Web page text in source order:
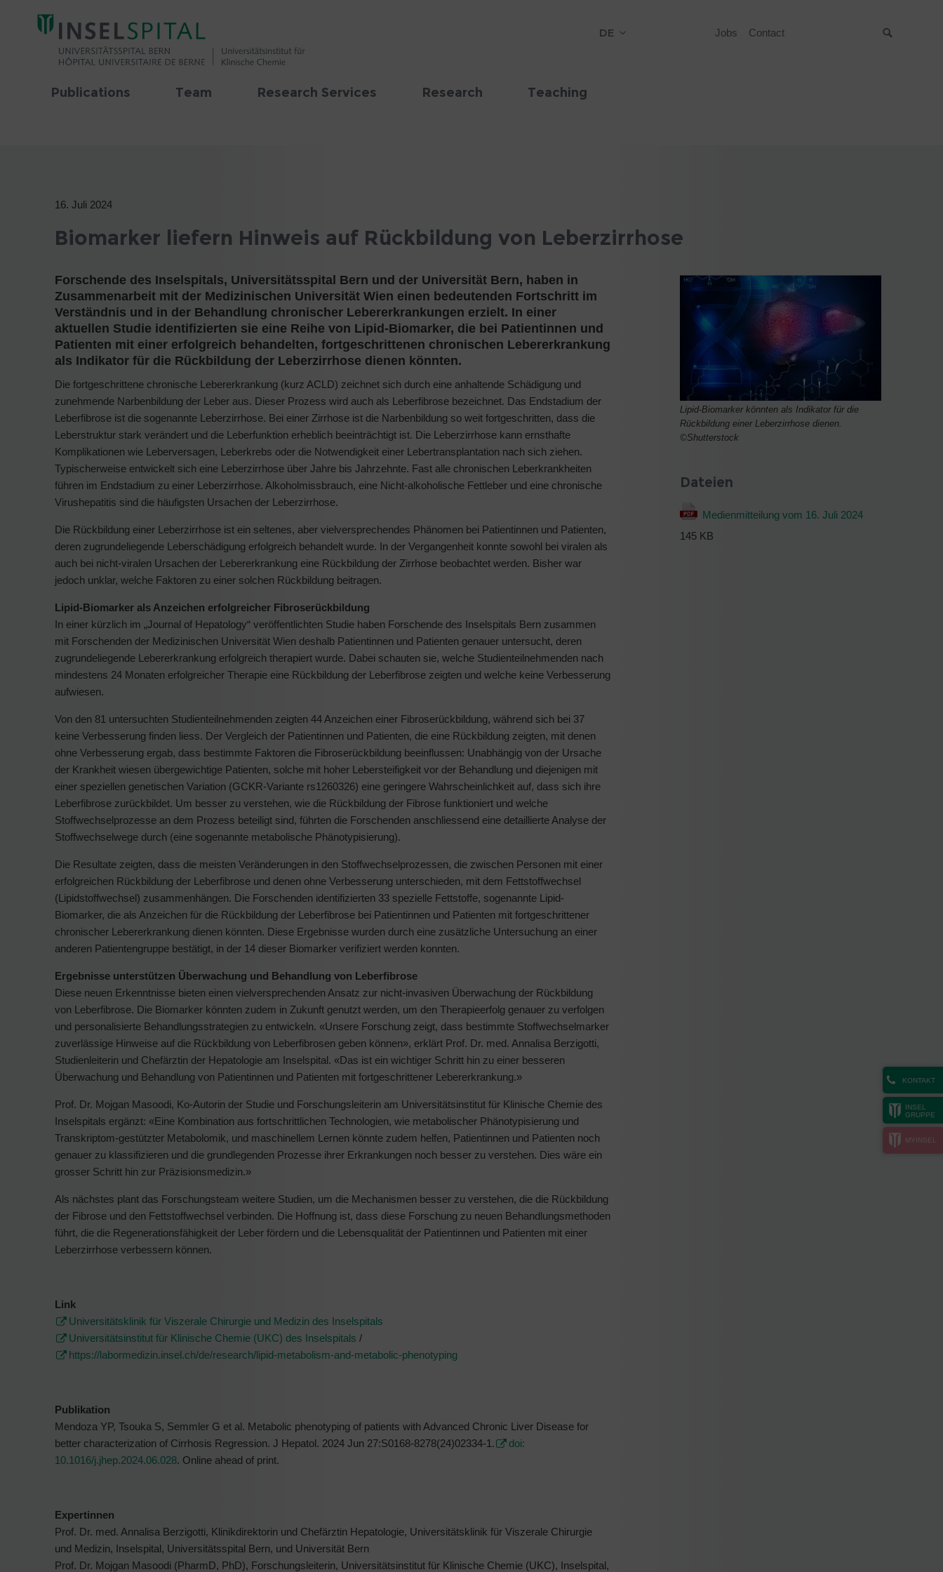
DE Jobs Contact
Publications Team Research Services Research Teaching
KONTAKT
INSEL
GRUPPE
MYINSEL
16. Juli 2024
Biomarker liefern Hinweis auf Rückbildung von Leberzirrhose
Forschende des Inselspitals, Universitätsspital Bern und der Universität Bern, haben in
Zusammenarbeit mit der Medizinischen Universität Wien einen bedeutenden Fortschritt im
Verständnis und in der Behandlung chronischer Lebererkrankungen erzielt. In einer
aktuellen Studie identifizierten sie eine Reihe von Lipid-Biomarker, die bei Patientinnen und
Patienten mit einer erfolgreich behandelten, fortgeschrittenen chronischen Lebererkrankung
als Indikator für die Rückbildung der Leberzirrhose dienen könnten.
Die fortgeschrittene chronische Lebererkrankung (kurz ACLD) zeichnet sich durch eine anhaltende Schädigung und
zunehmende Narbenbildung der Leber aus. Dieser Prozess wird auch als Leberfibrose bezeichnet. Das Endstadium der
Leberfibrose ist die sogenannte Leberzirrhose. Bei einer Zirrhose ist die Narbenbildung so weit fortgeschritten, dass die
Leberstruktur stark verändert und die Leberfunktion erheblich beeinträchtigt ist. Die Leberzirrhose kann ernsthafte
Komplikationen wie Leberversagen, Leberkrebs oder die Notwendigkeit einer Lebertransplantation nach sich ziehen.
Typischerweise entwickelt sich eine Leberzirrhose über Jahre bis Jahrzehnte. Fast alle chronischen Leberkrankheiten
führen im Endstadium zu einer Leberzirrhose. Alkoholmissbrauch, eine Nicht-alkoholische Fettleber und eine chronische
Virushepatitis sind die häufigsten Ursachen der Leberzirrhose.
Die Rückbildung einer Leberzirrhose ist ein seltenes, aber vielversprechendes Phänomen bei Patientinnen und Patienten,
deren zugrundeliegende Leberschädigung erfolgreich behandelt wurde. In der Vergangenheit konnte sowohl bei viralen als
auch bei nicht-viralen Ursachen der Lebererkrankung eine Rückbildung der Zirrhose beobachtet werden. Bisher war
jedoch unklar, welche Faktoren zu einer solchen Rückbildung beitragen.
Lipid-Biomarker als Anzeichen erfolgreicher Fibroserückbildung
In einer kürzlich im „Journal of Hepatology“ veröffentlichten Studie haben Forschende des Inselspitals Bern zusammen
mit Forschenden der Medizinischen Universität Wien deshalb Patientinnen und Patienten genauer untersucht, deren
zugrundeliegende Lebererkrankung erfolgreich therapiert wurde. Dabei schauten sie, welche Studienteilnehmenden nach
mindestens 24 Monaten erfolgreicher Therapie eine Rückbildung der Leberfibrose zeigten und welche keine Verbesserung
aufwiesen.
Von den 81 untersuchten Studienteilnehmenden zeigten 44 Anzeichen einer Fibroserückbildung, während sich bei 37
keine Verbesserung finden liess. Der Vergleich der Patientinnen und Patienten, die eine Rückbildung zeigten, mit denen
ohne Verbesserung ergab, dass bestimmte Faktoren die Fibroserückbildung beeinflussen: Unabhängig von der Ursache
der Krankheit wiesen übergewichtige Patienten, solche mit hoher Lebersteifigkeit vor der Behandlung und diejenigen mit
einer speziellen genetischen Variation (GCKR-Variante rs1260326) eine geringere Wahrscheinlichkeit auf, dass sich ihre
Leberfibrose zurückbildet. Um besser zu verstehen, wie die Rückbildung der Fibrose funktioniert und welche
Stoffwechselprozesse an dem Prozess beteiligt sind, führten die Forschenden anschliessend eine detaillierte Analyse der
Stoffwechselwege durch (eine sogenannte metabolische Phänotypisierung).
Die Resultate zeigten, dass die meisten Veränderungen in den Stoffwechselprozessen, die zwischen Personen mit einer
erfolgreichen Rückbildung der Leberfibrose und denen ohne Verbesserung unterschieden, mit dem Fettstoffwechsel
(Lipidstoffwechsel) zusammenhängen. Die Forschenden identifizierten 33 spezielle Fettstoffe, sogenannte Lipid-
Biomarker, die als Anzeichen für die Rückbildung der Leberfibrose bei Patientinnen und Patienten mit fortgeschrittener
chronischer Lebererkrankung dienen könnten. Diese Ergebnisse wurden durch eine zusätzliche Untersuchung an einer
anderen Patientengruppe bestätigt, in der 14 dieser Biomarker verifiziert werden konnten.
Ergebnisse unterstützen Überwachung und Behandlung von Leberfibrose
Diese neuen Erkenntnisse bieten einen vielversprechenden Ansatz zur nicht-invasiven Überwachung der Rückbildung
von Leberfibrose. Die Biomarker könnten zudem in Zukunft genutzt werden, um den Therapieerfolg genauer zu verfolgen
und personalisierte Behandlungsstrategien zu entwickeln. «Unsere Forschung zeigt, dass bestimmte Stoffwechselmarker
zuverlässige Hinweise auf die Rückbildung von Leberfibrosen geben können», erklärt Prof. Dr. med. Annalisa Berzigotti,
Studienleiterin und Chefärztin der Hepatologie am Inselspital. «Das ist ein wichtiger Schritt hin zu einer besseren
Überwachung und Behandlung von Patientinnen und Patienten mit fortgeschrittener Lebererkrankung.»
Prof. Dr. Mojgan Masoodi, Ko-Autorin der Studie und Forschungsleiterin am Universitätsinstitut für Klinische Chemie des
Inselspitals ergänzt: «Eine Kombination aus fortschrittlichen Technologien, wie metabolischer Phänotypisierung und
Transkriptom-gestützter Metabolomik, und maschinellem Lernen könnte zudem helfen, Patientinnen und Patienten noch
genauer zu klassifizieren und die grundlegenden Prozesse ihrer Erkrankungen noch besser zu verstehen. Dies wäre ein
grosser Schritt hin zur Präzisionsmedizin.»
Als nächstes plant das Forschungsteam weitere Studien, um die Mechanismen besser zu verstehen, die die Rückbildung
der Fibrose und den Fettstoffwechsel verbinden. Die Hoffnung ist, dass diese Forschung zu neuen Behandlungsmethoden
führt, die die Regenerationsfähigkeit der Leber fördern und die Lebensqualität der Patientinnen und Patienten mit einer
Leberzirrhose verbessern können.
Link
Universitätsklinik für Viszerale Chirurgie und Medizin des Inselspitals
Universitätsinstitut für Klinische Chemie (UKC) des Inselspitals /
https://labormedizin.insel.ch/de/research/lipid-metabolism-and-metabolic-phenotyping
Publikation
Mendoza YP, Tsouka S, Semmler G et al. Metabolic phenotyping of patients with Advanced Chronic Liver Disease for
better characterization of Cirrhosis Regression. J Hepatol. 2024 Jun 27:S0168-8278(24)02334-1.
doi:
10.1016/j.jhep.2024.06.028. Online ahead of print.
Expertinnen
Prof. Dr. med. Annalisa Berzigotti, Klinikdirektorin und Chefärztin Hepatologie, Universitätsklinik für Viszerale Chirurgie
und Medizin, Inselspital, Universitätsspital Bern, und Universität Bern
Prof. Dr. Mojgan Masoodi (PharmD, PhD), Forschungsleiterin, Universitätsinstitut für Klinische Chemie (UKC), Inselspital,
Lipid-Biomarker könnten als Indikator für die
Rückbildung einer Leberzirrhose dienen.
©Shutterstock
Dateien
Medienmitteilung vom 16. Juli 2024
145 KB